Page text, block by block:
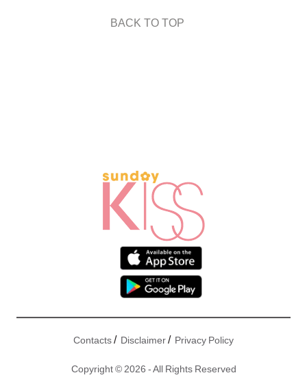
BACK TO TOP
Contacts/ Disclaimer/ Privacy Policy
Copyright © 2026 - All Rights Reserved